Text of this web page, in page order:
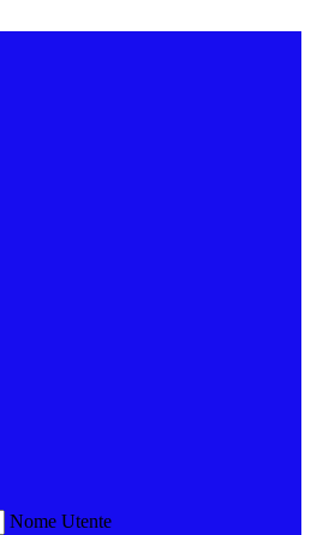
Nome Utente